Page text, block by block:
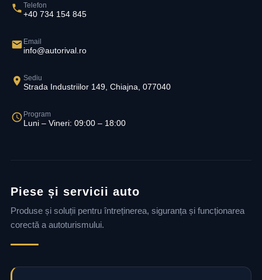
Telefon
+40 734 154 845
Email
info@autorival.ro
Sediu
Strada Industriilor 149, Chiajna, 077040
Program
Luni – Vineri: 09:00 – 18:00
Piese și servicii auto
Produse și soluții pentru întreținerea, siguranța și funcționarea
corectă a autoturismului.